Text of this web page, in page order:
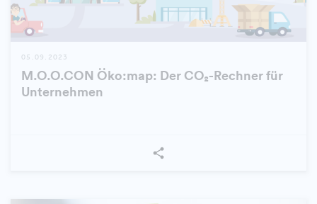
05.09.2023
M.O.O.CON Öko:map: Der CO₂-Rechner für
Unternehmen